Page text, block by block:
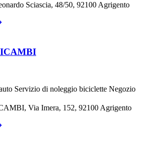
Sciascia, 48/50, 92100 Agrigento
Servizio di noleggio biciclette Negozio
Via Imera, 152, 92100 Agrigento